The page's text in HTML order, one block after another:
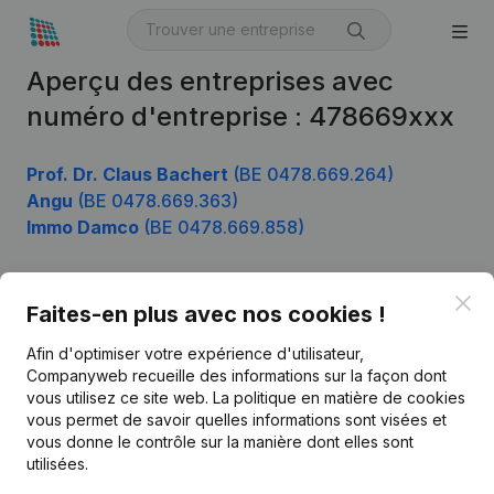
Aperçu des entreprises avec
numéro d'entreprise : 478669xxx
Prof. Dr. Claus Bachert (BE 0478.669.264)
Angu (BE 0478.669.363)
Immo Damco (BE 0478.669.858)
Faites-en plus avec nos cookies !
Afin d'optimiser votre expérience d'utilisateur,
Companyweb recueille des informations sur la façon dont
vous utilisez ce site web. La politique en matière de cookies
vous permet de savoir quelles informations sont visées et
vous donne le contrôle sur la manière dont elles sont
utilisées.
Français
Kantorenpark Everest
Produit
Informations d’entreprise
Monitoring
Recherche internationale